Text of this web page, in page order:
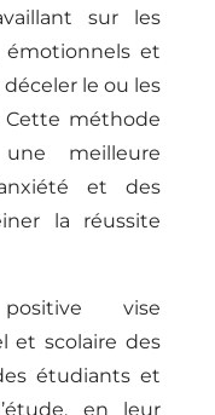
sur les
émotionnels et
le ou les
Cette méthode
meilleure
et des
la réussite
vise
et scolaire des
étudiants et
en leur